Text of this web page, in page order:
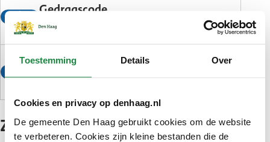
Toestemming Details Over
Cookies en privacy op denhaag.nl
De gemeente Den Haag gebruikt cookies om de website
te verbeteren. Cookies zijn kleine bestanden die de
Gedragscode
Instructie griffier
Zetelverdeling